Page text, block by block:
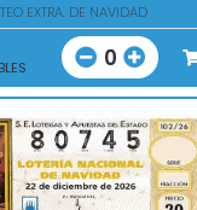
EXTRA. DE NAVIDAD
0